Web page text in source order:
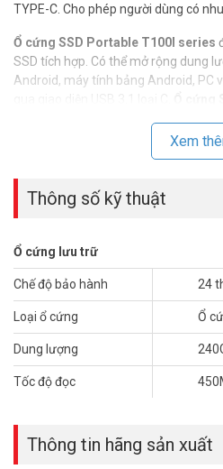
TYPE-C. Cho phép người dùng có
Ổ cứng SSD Portable T100I series
SSD tích hợp. Có thể mở rộng dung
Android, máy tính bảng Android, PC
T100I series
Công suất lớn
Xem
Thông số kỹ thuật
Ổ cứng lưu trữ
Chế độ bảo hành 24
Loại ổ cứng Ổ
Dung lượng
Tốc độ đọc
Thông tin hãng sản xuất